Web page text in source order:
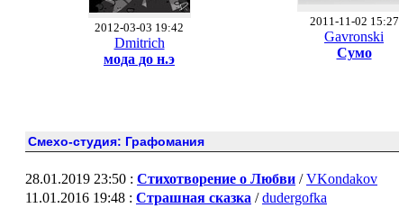
2012-03-03 19:42
Dmitrich
мода до н.э
2011-11-02 15:27
Gavronski
Сумо
Смехо-студия: Графомания
28.01.2019 23:50 : Стихотворение о Любви /VKondakov
11.01.2016 19:48 : Страшная сказка /dudergofka